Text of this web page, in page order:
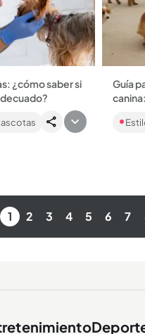
¿cómo saber si
es poner
las
debe saber para
Guía
1 2 3 4 5 6 7